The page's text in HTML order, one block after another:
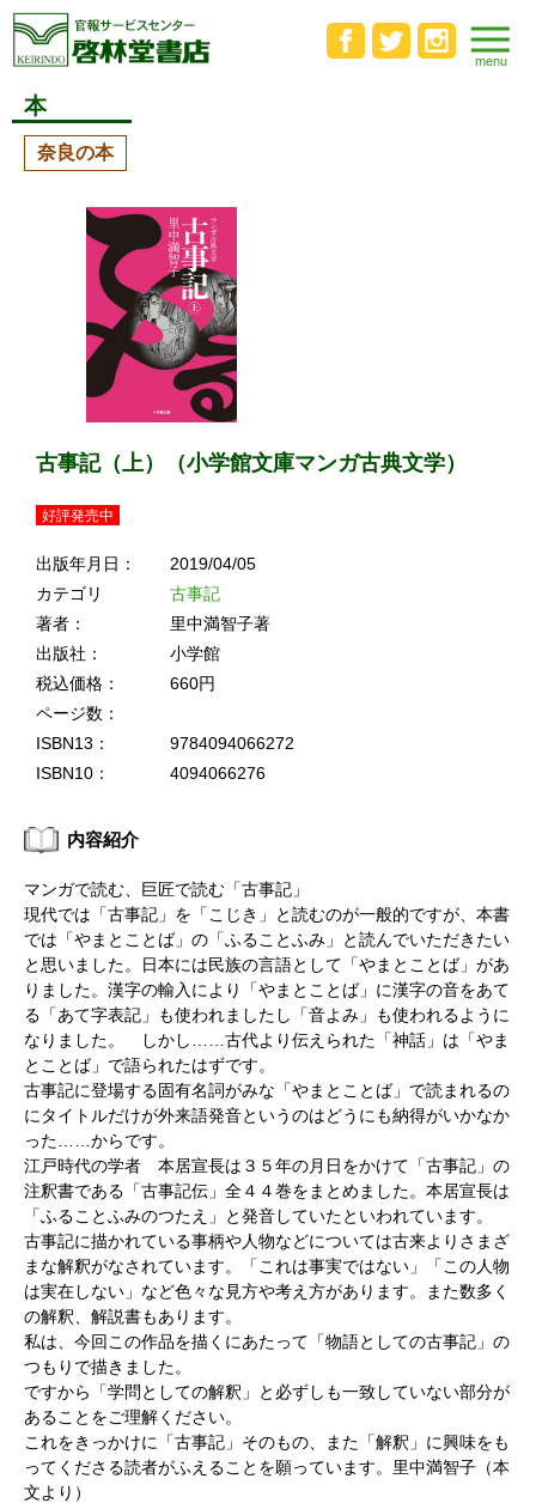
本
奈良の本
古事記（上）（小学館文庫マンガ古典文学）
好評発売中
出版年月日：
2019/04/05
カテゴリ
古事記
著者：
里中満智子著
出版社：
小学館
税込価格：
660円
ページ数：
ISBN13：
9784094066272
ISBN10：
4094066276
内容紹介
マンガで読む、巨匠で読む「古事記」
現代では「古事記」を「こじき」と読むのが一般的ですが、本書
では「やまとことば」の「ふることふみ」と読んでいただきたい
と思いました。日本には民族の言語として「やまとことば」があ
りました。漢字の輸入により「やまとことば」に漢字の音をあて
る「あて字表記」も使われましたし「音よみ」も使われるように
なりました。 しかし……古代より伝えられた「神話」は「やま
とことば」で語られたはずです。
古事記に登場する固有名詞がみな「やまとことば」で読まれるの
にタイトルだけが外来語発音というのはどうにも納得がいかなか
った……からです。
江戸時代の学者 本居宣長は３５年の月日をかけて「古事記」の
注釈書である「古事記伝」全４４巻をまとめました。本居宣長は
「ふることふみのつたえ」と発音していたといわれています。
古事記に描かれている事柄や人物などについては古来よりさまざ
まな解釈がなされています。「これは事実ではない」「この人物
は実在しない」など色々な見方や考え方があります。また数多く
の解釈、解説書もあります。
私は、今回この作品を描くにあたって「物語としての古事記」の
つもりで描きました。
ですから「学問としての解釈」と必ずしも一致していない部分が
あることをご理解ください。
これをきっかけに「古事記」そのもの、また「解釈」に興味をも
ってくださる読者がふえることを願っています。里中満智子（本
文より）